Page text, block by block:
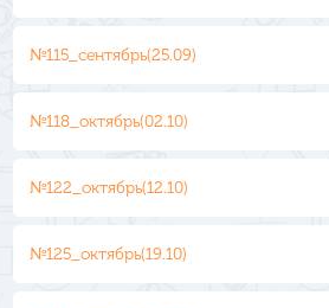
№115_сентябрь(25.09)
№118_октябрь(02.10)
№122_октябрь(12.10)
№125_октябрь(19.10)